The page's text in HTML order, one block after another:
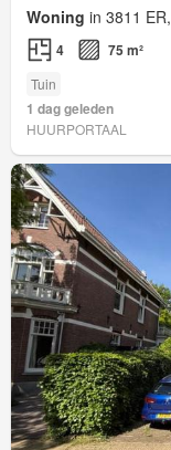
Woning in 3811
4 75 m²
Tuin
1 dag geleden
HUURPORTAAL